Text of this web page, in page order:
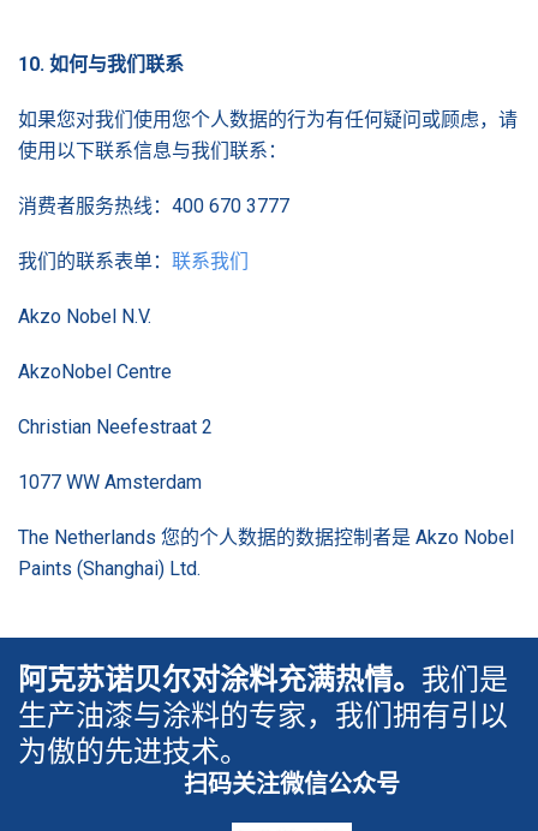
10. 如何与我们联系
如果您对我们使用您个人数据的行为有任何疑问或顾虑，请
使用以下联系信息与我们联系：
消费者服务热线：400 670 3777
我们的联系表单： 联系我们
Akzo Nobel N.V.
AkzoNobel Centre
Christian Neefestraat 2
1077 WW Amsterdam
The Netherlands 您的个人数据的数据控制者是 Akzo Nobel
Paints (Shanghai) Ltd.
阿克苏诺贝尔对涂料充满热情。 我们是
生产油漆与涂料的专家，我们拥有引以
为傲的先进技术。
扫码关注微信公众号